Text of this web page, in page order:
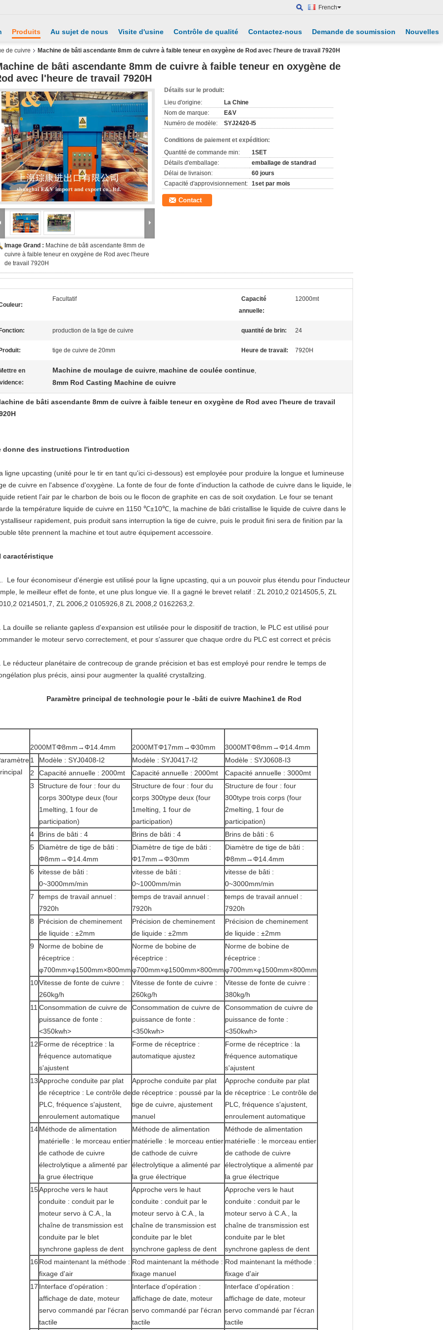
French
Produits Au sujet de nous Visite d'usine Contrôle de qualité Contactez-nous Demande de soumission Nouvelles
de cuivre Machine de bâti ascendante 8mm de cuivre à faible teneur en oxygène de Rod avec l'heure de travail 7920H
de bâti ascendante 8mm de cuivre à faible teneur en oxygène de
avec l'heure de travail 7920H
Image Grand : Machine de bâti ascendante 8mm de
cuivre à faible teneur en oxygène de Rod avec l'heure
de travail 7920H
Détails sur le produit:
Lieu d'origine:
La Chine
Nom de marque:
E&V
Numéro de modèle:
SYJ2420-I5
Conditions de paiement et expédition:
Quantité de commande min:
1SET
Détails d'emballage:
emballage de standrad
Délai de livraison:
60 jours
Capacité d'approvisionnement: 1set par mois
Contact
Facultatif
Capacité
annuelle:
12000mt
Fonction: production de la tige de cuivre quantité de brin: 24
Produit: tige de cuivre de 20mm Heure de travail: 7920H
Mettre en
Machine de moulage de cuivre, machine de coulée continue,
8mm Rod Casting Machine de cuivre
de bâti ascendante 8mm de cuivre à faible teneur en oxygène de Rod avec l'heure de travail
donne des instructions l'introduction
ligne upcasting (unité pour le tir en tant qu'ici ci-dessous) est employée pour produire la longue et lumineuse
de cuivre en l'absence d'oxygène. La fonte de four de fonte d'induction la cathode de cuivre dans le liquide, le
retient l'air par le charbon de bois ou le flocon de graphite en cas de soit oxydation. Le four se tenant
la température liquide de cuivre en 1150 ℃±10℃, la machine de bâti cristallise le liquide de cuivre dans le
rapidement, puis produit sans interruption la tige de cuivre, puis le produit fini sera de finition par la
tête prennent la machine et tout autre équipement accessoire.
caractéristique
Le four économiseur d'énergie est utilisé pour la ligne upcasting, qui a un pouvoir plus étendu pour l'inducteur
le meilleur effet de fonte, et une plus longue vie. Il a gagné le brevet relatif : ZL 2010,2 0214505,5, ZL
0214501,7, ZL 2006,2 0105926,8 ZL 2008,2 0162263,2.
La douille se reliante gapless d'expansion est utilisée pour le dispositif de traction, le PLC est utilisé pour
le moteur servo correctement, et pour s'assurer que chaque ordre du PLC est correct et précis
Le réducteur planétaire de contrecoup de grande précision et bas est employé pour rendre le temps de
plus précis, ainsi pour augmenter la qualité crystallzing.
Paramètre principal de technologie pour le -bâti de cuivre Machine1 de Rod
2000MTΦ8mm→Φ14.4mm 2000MTΦ17mm→Φ30mm
3000MTΦ8mm→Φ14.4mm
1 Modèle : SYJ0408-I2 Modèle : SYJ0417-I2
Modèle : SYJ0608-I3
2
Capacité annuelle : 2000mt Capacité annuelle : 2000mt
Capacité annuelle : 3000mt
3
Structure de four : four du
corps 300type deux (four
1melting, 1 four de
participation)
Structure de four : four du
corps 300type deux (four
1melting, 1 four de
participation)
Structure de four : four
300type trois corps (four
2melting, 1 four de
participation)
4
Brins de bâti : 4 Brins de bâti : 4
Brins de bâti : 6
5
Diamètre de tige de bâti :
Φ8mm→Φ14.4mm
Diamètre de tige de bâti :
Φ17mm→Φ30mm
Diamètre de tige de bâti :
Φ8mm→Φ14.4mm
6
vitesse de bâti :
0~3000mm/min
vitesse de bâti :
0~1000mm/min
vitesse de bâti :
0~3000mm/min
7
temps de travail annuel :
7920h
temps de travail annuel :
7920h
temps de travail annuel :
7920h
8
Précision de cheminement
de liquide : ±2mm
Précision de cheminement
de liquide : ±2mm
Précision de cheminement
de liquide : ±2mm
9
Norme de bobine de
réceptrice :
φ700mm×φ1500mm×800mm
Norme de bobine de
réceptrice :
φ700mm×φ1500mm×800mm
Norme de bobine de
réceptrice :
φ700mm×φ1500mm×800mm
10Vitesse de fonte de cuivre :
260kg/h
Vitesse de fonte de cuivre :
260kg/h
Vitesse de fonte de cuivre :
380kg/h
11 Consommation de cuivre de
puissance de fonte :
<350kwh>
Consommation de cuivre de
puissance de fonte :
<350kwh>
Consommation de cuivre de
puissance de fonte :
<350kwh>
12 Forme de réceptrice : la
fréquence automatique
s'ajustent
Forme de réceptrice :
automatique ajustez
Forme de réceptrice : la
fréquence automatique
s'ajustent
13Approche conduite par plat
de réceptrice : Le contrôle de
PLC, fréquence s'ajustent,
enroulement automatique
Approche conduite par plat
de réceptrice : poussé par la
tige de cuivre, ajustement
manuel
Approche conduite par plat
de réceptrice : Le contrôle de
PLC, fréquence s'ajustent,
enroulement automatique
14Méthode de alimentation
matérielle : le morceau entier
de cathode de cuivre
électrolytique a alimenté par
la grue électrique
Méthode de alimentation
matérielle : le morceau entier
de cathode de cuivre
électrolytique a alimenté par
la grue électrique
Méthode de alimentation
matérielle : le morceau entier
de cathode de cuivre
électrolytique a alimenté par
la grue électrique
15Approche vers le haut
conduite : conduit par le
moteur servo à C.A., la
chaîne de transmission est
conduite par le blet
synchrone gapless de dent
Approche vers le haut
conduite : conduit par le
moteur servo à C.A., la
chaîne de transmission est
conduite par le blet
synchrone gapless de dent
Approche vers le haut
conduite : conduit par le
moteur servo à C.A., la
chaîne de transmission est
conduite par le blet
synchrone gapless de dent
16 Rod maintenant la méthode :
fixage d'air
Rod maintenant la méthode :
fixage manuel
Rod maintenant la méthode :
fixage d'air
17 Interface d'opération :
affichage de date, moteur
servo commandé par l'écran
tactile
Interface d'opération :
affichage de date, moteur
servo commandé par l'écran
tactile
Interface d'opération :
affichage de date, moteur
servo commandé par l'écran
tactile